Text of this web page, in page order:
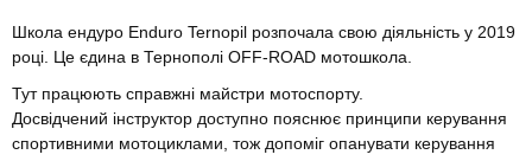
Школа ендуро Enduro Ternopil розпочала свою діяльність у 2019
році. Це єдина в Тернополі OFF-ROAD мотошкола.
Тут працюють справжні майстри мотоспорту.
Досвідчений інструктор доступно пояснює принципи керування
спортивними мотоциклами, тож допоміг опанувати керування